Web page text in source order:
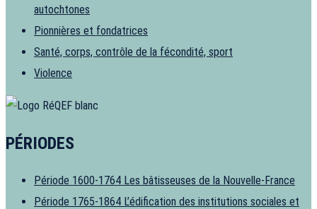
autochtones
Pionnières et fondatrices
Santé, corps, contrôle de la fécondité, sport
Violence
PÉRIODES
Période 1600-1764 Les bâtisseuses de la Nouvelle-France
Période 1765-1864 L’édification des institutions sociales et